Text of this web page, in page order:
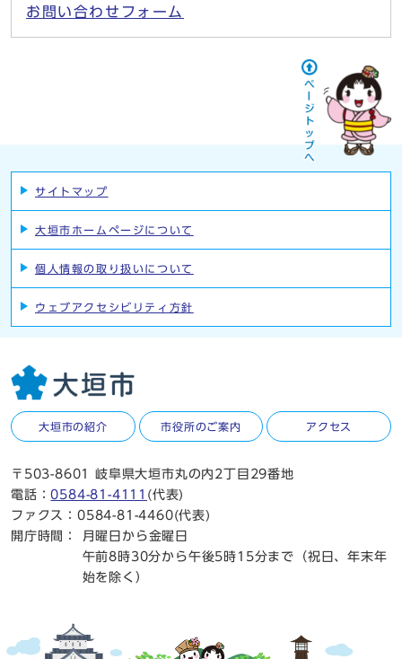
お問い合わせフォーム
サイトマップ
大垣市ホームページについて
個人情報の取り扱いについて
ウェブアクセシビリティ方針
大垣市の紹介 市役所のご案内 アクセス
〒503-8601 岐阜県大垣市丸の内2丁目29番地
電話：0584-81-4111 (代表)
ファクス：0584-81-4460(代表)
開庁時間：
月曜日から金曜日
午前8時30分から午後5時15分まで（祝日、年末年
始を除く）